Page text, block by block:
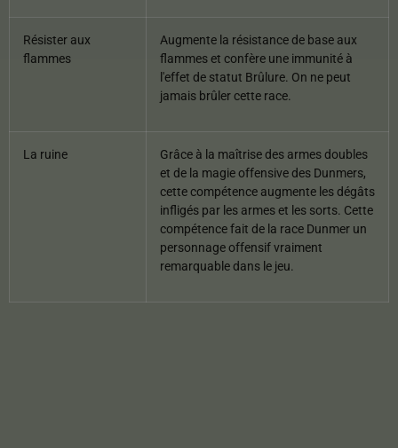
Résister aux
flammes
Augmente la résistance de base aux
flammes et confère une immunité à
l'effet de statut Brûlure. On ne peut
jamais brûler cette race.
La ruine
Grâce à la maîtrise des armes doubles
et de la magie offensive des Dunmers,
cette compétence augmente les dégâts
infligés par les armes et les sorts. Cette
compétence fait de la race Dunmer un
personnage offensif vraiment
remarquable dans le jeu.